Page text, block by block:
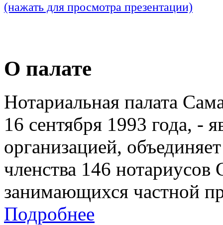
(нажать для просмотра презентации)
О палате
Нотариальная палата
16 сентября 1993 года, -
организацией,
членства 146 нотариусов
занимающихся частной
Подробнее